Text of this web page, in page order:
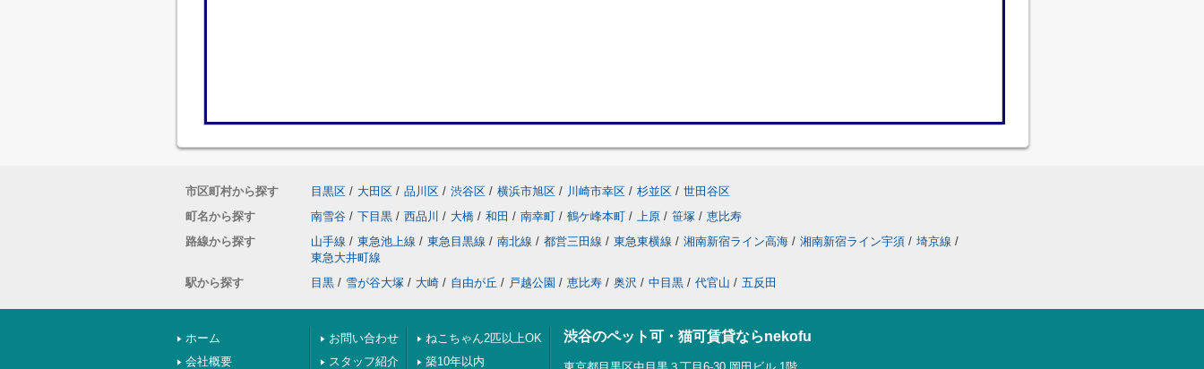
市区町村から探す 目黒区 / 大田区 / 品川区 / 渋谷区 / 横浜市旭区 / 川崎市幸区 / 杉並区 / 世田谷区
町名から探す
南雪谷 / 下目黒 / 西品川 / 大橋 / 和田 / 南幸町 / 鶴ケ峰本町 / 上原 / 笹塚 / 恵比寿
路線から探す
山手線 / 東急池上線 / 東急目黒線 / 南北線 / 都営三田線 / 東急東横線 / 湘南新宿ライン高海 / 湘南新宿ライン宇須 / 埼京線 /
東急大井町線
駅から探す
目黒 / 雪が谷大塚 / 大崎 / 自由が丘 / 戸越公園 / 恵比寿 / 奥沢 / 中目黒 / 代官山 / 五反田
ホーム
会社概要
お問い合わせ
スタッフ紹介
ねこちゃん2匹以上OK
築10年以内
渋谷のペット可・猫可賃貸ならnekofu